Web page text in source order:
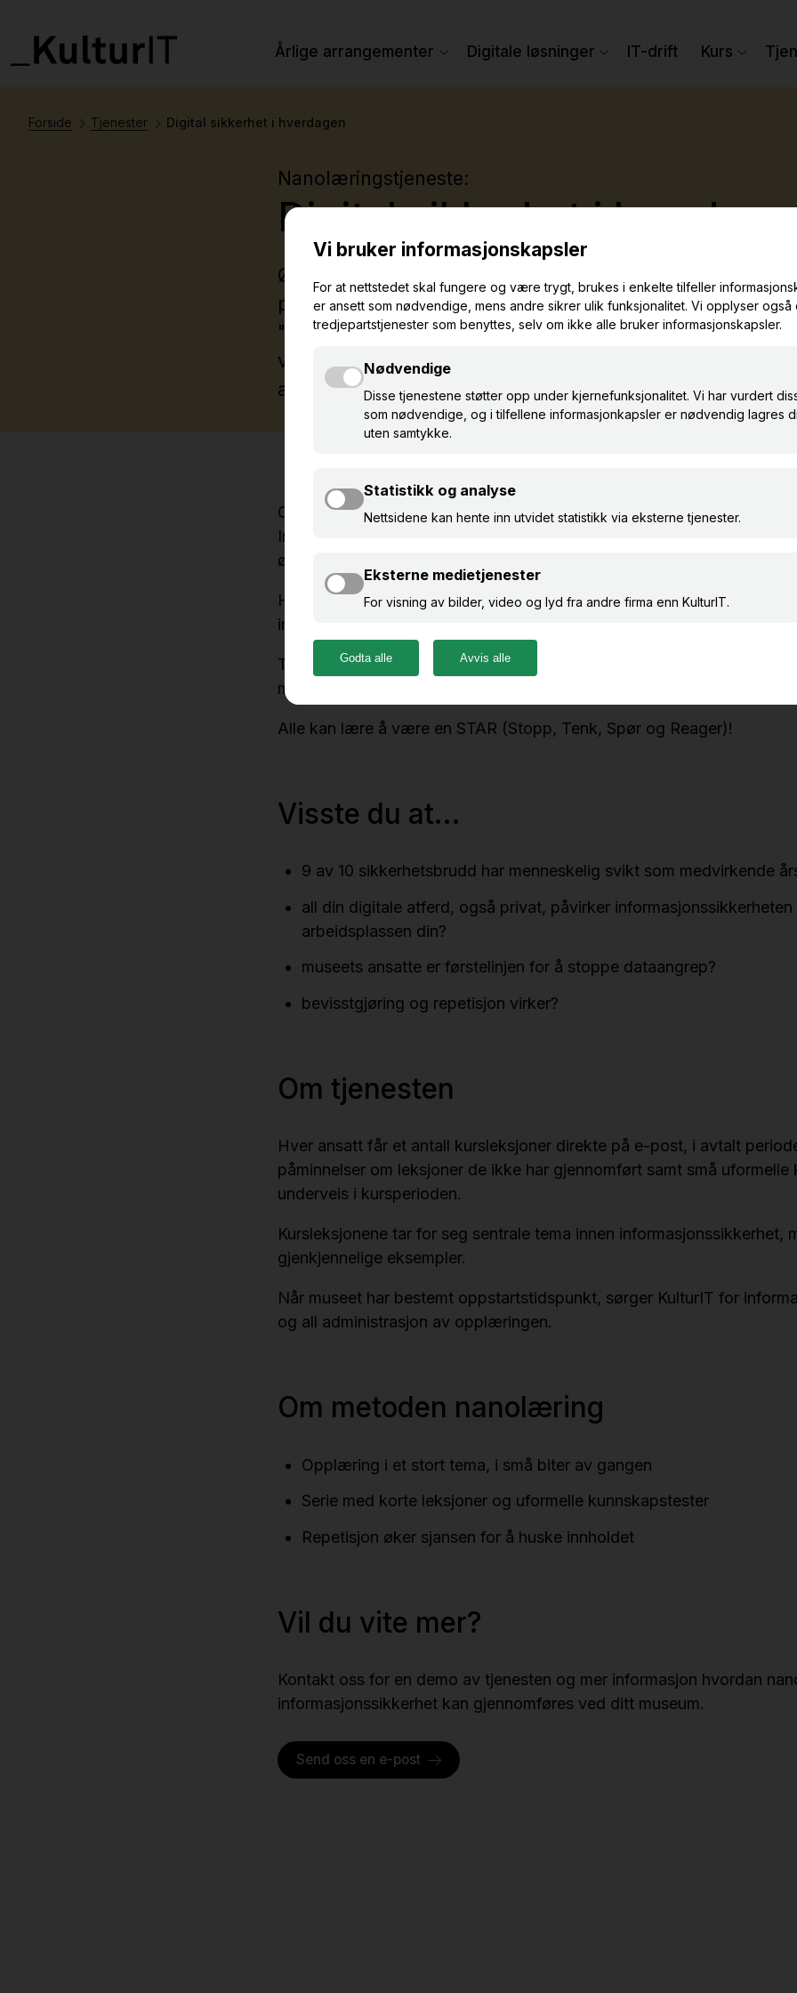
Årlige arrangementer Digitale løsninger IT-drift Kurs
Forside Tjenester Digital sikkerhet i hverdagen
Nanolæringstjeneste:
Digital sikkerhet i
Ønsker museet å øke kompetanse og bevissthet om
på en enkel måte?
"Digital sikkerhet i hverdagen" er en lavterskel
vi sørger for dette, med korte og relevante kursleksjoner
ansatt.
Cyberangrep kan ramme enhver virksomhet, og konsekvensene kan
Informasjon kan bli stjålet, systemer kan bli utilgjengelige, og angrep
økonomiske tap.
Hvordan hver og én av oss agerer og reagerer i en digital hverdag er
informasjonssikkerheten i organisasjonen.
TjenestenDigital sikkerhet i hverdagen
med god informasjonssikkerhet, på en enkel og tidseffektiv måte.
Alle kan lære å være en STAR (Stopp, Tenk, Spør og Reager)!
Visste du at...
9 av 10 sikkerhetsbrudd har menneskelig svikt som medvirkende
all din digitale atferd, også privat, påvirker informasjonssikkerheten
arbeidsplassen din?
museets ansatte er førstelinjen for å stoppe dataangrep?
bevisstgjøring og repetisjon virker?
Om tjenesten
Hver ansatt får et antall kursleksjoner direkte på e-post, i avtalt
påminnelser om leksjoner de ikke har gjennomført samt små uformelle
underveis i kursperioden.
Kursleksjonene tar for seg sentrale tema innen informasjonssikkerhet,
gjenkjennelige eksempler.
Når museet har bestemt oppstartstidspunkt, sørger KulturIT for
og all administrasjon av opplæringen.
Om metoden nanolæring
Opplæring i et stort tema, i små biter av gangen
Serie med korte leksjoner og uformelle kunnskapstester
Repetisjon øker sjansen for å huske innholdet
Vil du vite mer?
Kontakt oss for en demo av tjenesten og mer informasjon hvordan
informasjonssikkerhet kan gjennomføres ved ditt museum.
Send oss en e-post